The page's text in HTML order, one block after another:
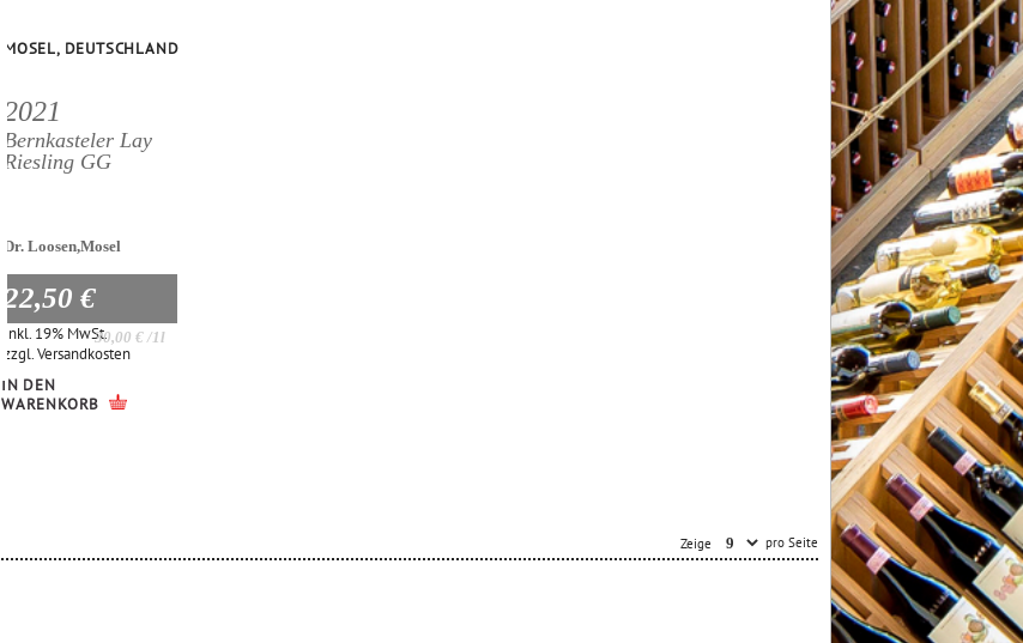
MOSEL, DEUTSCHLAND
2021
Bernkasteler Lay
Riesling GG
Dr. Loosen,Mosel
22,50 €
30,00 € /1l
Inkl. 19% MwSt.
zzgl.Versandkosten
IN DEN
WARENKORB
Zeige pro Seite